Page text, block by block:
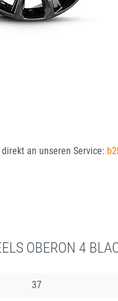
an unseren Service:
OBERON 4
37